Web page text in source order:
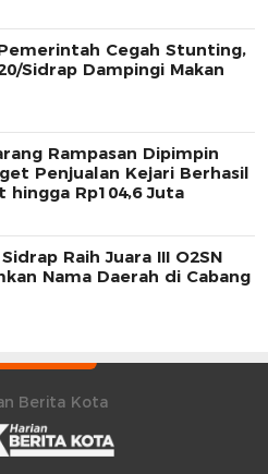
Cegah Stunting,
Sidrap Dampingi Makan
Rampasan Dipimpin
Penjualan Kejari Berhasil
hingga Rp104,6 Juta
Raih Juara III O2SN
Nama Daerah di Cabang
Berita Kota